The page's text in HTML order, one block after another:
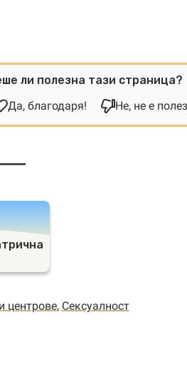
ли полезна тази страница?
Да, благодаря!
Не, не е
центрове, Сексуалност